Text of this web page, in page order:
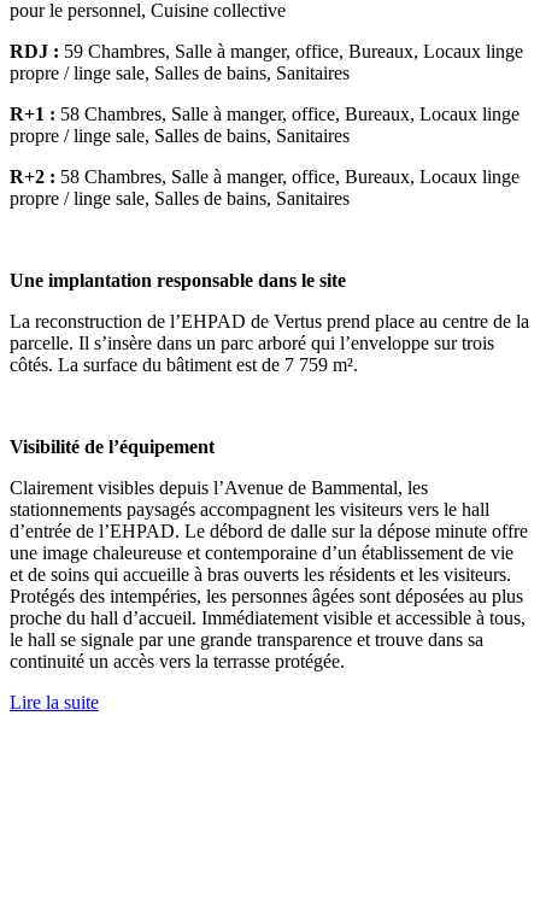
pour le personnel, Cuisine collective
RDJ : 59 Chambres, Salle à manger, office, Bureaux, Locaux linge
propre / linge sale, Salles de bains, Sanitaires
R+1 : 58 Chambres, Salle à manger, office, Bureaux, Locaux linge
propre / linge sale, Salles de bains, Sanitaires
R+2 : 58 Chambres, Salle à manger, office, Bureaux, Locaux linge
propre / linge sale, Salles de bains, Sanitaires
Une implantation responsable dans le site
La reconstruction de l’EHPAD de Vertus prend place au centre de la
parcelle. Il s’insère dans un parc arboré qui l’enveloppe sur trois
côtés. La surface du bâtiment est de 7 759 m².
Visibilité de l’équipement
Clairement visibles depuis l’Avenue de Bammental, les
stationnements paysagés accompagnent les visiteurs vers le hall
d’entrée de l’EHPAD. Le débord de dalle sur la dépose minute offre
une image chaleureuse et contemporaine d’un établissement de vie
et de soins qui accueille à bras ouverts les résidents et les visiteurs.
Protégés des intempéries, les personnes âgées sont déposées au plus
proche du hall d’accueil. Immédiatement visible et accessible à tous,
le hall se signale par une grande transparence et trouve dans sa
continuité un accès vers la terrasse protégée.
Lire la suite